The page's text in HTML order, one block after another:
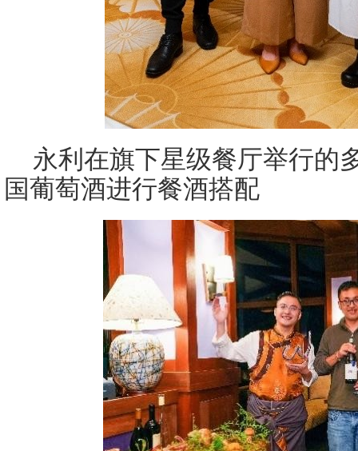
永利在旗下星级餐厅举行的
国葡萄酒进行餐酒搭配